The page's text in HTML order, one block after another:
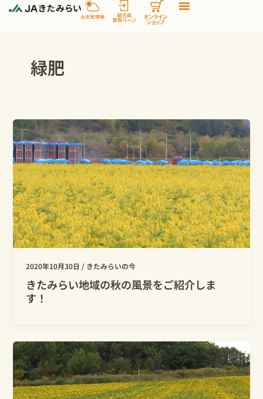
緑肥
2020年10月30日 / きたみらいの今
きたみらい地域の秋の風景をご紹介しま
す！